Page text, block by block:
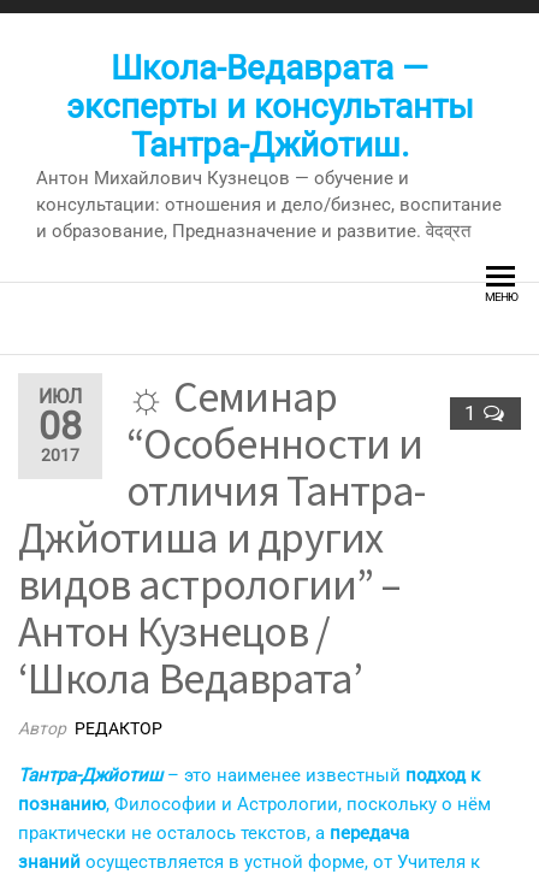
Перейти
Школа-Ведаврата —
эксперты и консультанты
Тантра-Джйотиш.
Антон Михайлович Кузнецов — обучение и
консультации: отношения и дело/бизнес, воспитание
и образование, Предназначение и развитие. वेदव्रत
МЕНЮ
ИЮЛ
08
2017
1
☼ Семинар
“Особенности и
отличия Тантра-
Джйотиша и других
видов астрологии” –
Антон Кузнецов /
‘Школа Ведаврата’
Автор РЕДАКТОР
Тантра-Джйотиш– это наименее известный подход к
познанию, Философии и Астрологии, поскольку о нём
практически не осталось текстов, а передача
знаний осуществляется в устной форме, от Учителя к